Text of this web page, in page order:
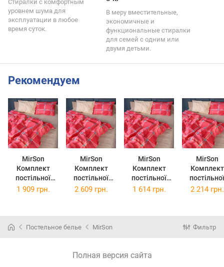
Стиралки с комфортным
уровнем шума для
эксплуатации в любое
время суток.
В меру вместительные,
экономичные и
функциональные стиралки
для семей с одним или
двумя детьми.
Рекомендуем
MirSon
Комплект
постільної
білизни Євро
Flame Бязь
MirSon
Комплект
постільної
білизни
Checkered
MirSon
Комплект
постільної
білизни
MirSon
Комплект
постільної
білизни King
Flame
1 909 грн. 2 609 грн. 1 614 грн. 2 214 грн.
Постельное белье MirSon Фильтр
Полная версия сайта